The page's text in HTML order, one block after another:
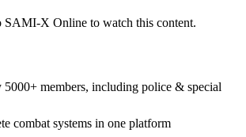
SAMI-X Online to watch this content.
5000+ members, including police & special
combat systems in one platform